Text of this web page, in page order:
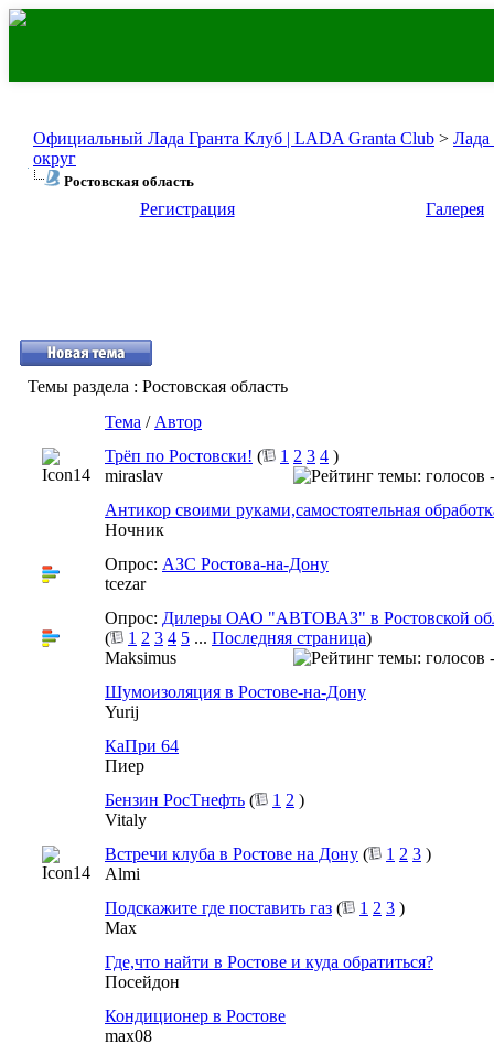
Официальный Лада Гранта Клуб | LADA Granta Club > Лада
округ
Ростовская область
Регистрация Галерея
Темы раздела : Ростовская область
Тема / Автор
Трёп по Ростовски! ( 1 2 3 4 )
miraslav
Антикор своими руками,самостоятельная
Ночник
Опрос: АЗС Ростова-на-Дону
tcezar
Опрос: Дилеры ОАО "АВТОВАЗ" в Ростовской
(
1 2 3 4 5 ... Последняя страница)
Maksimus
Шумоизоляция в Ростове-на-Дону
Yurij
КаПри 64
Пиер
Бензин РосТнефть ( 1 2 )
Vitaly
Встречи клуба в Ростове на Дону ( 1 2 3 )
Almi
Подскажите где поставить газ ( 1 2 3 )
Max
Где,что найти в Ростове и куда обратиться?
Посейдон
Кондиционер в Ростове
max08